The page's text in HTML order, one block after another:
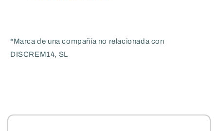
*Marca de una compañía no relacionada con
DISCREM14, SL